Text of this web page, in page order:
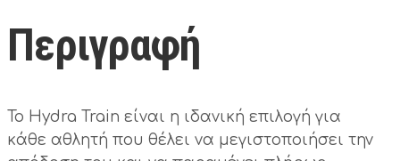
Περιγραφή
Το Hydra Train είναι η ιδανική επιλογή για
κάθε αθλητή που θέλει να μεγιστοποιήσει την